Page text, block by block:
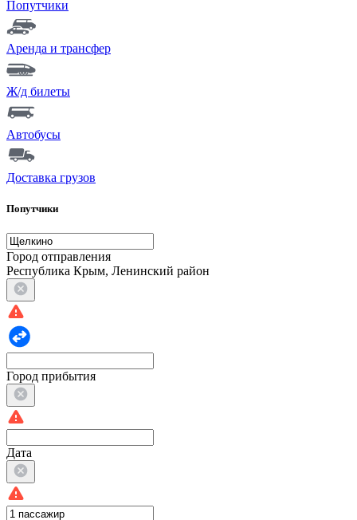
Попутчики
Аренда и трансфер
Ж/д билеты
Автобусы
Доставка грузов
Попутчики
Город отправления
Республика Крым, Ленинский район
Город прибытия
Дата